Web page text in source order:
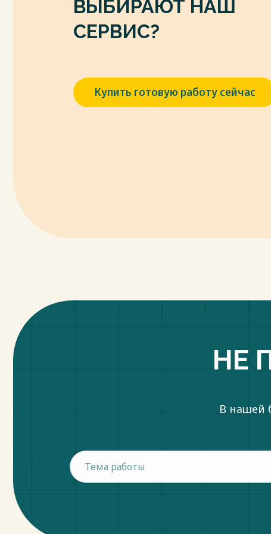
ВЫБИРАЮТ НАШ
СЕРВИС?
Купить готовую работу сейчас
НЕ
В нашей